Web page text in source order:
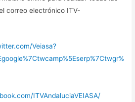
correo electrónico ITV-
Veiasa?
ITVAndaluciaVEIASA/